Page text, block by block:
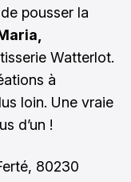
pousser la
Watterlot.
à
loin. Une vraie
d’un !
80230